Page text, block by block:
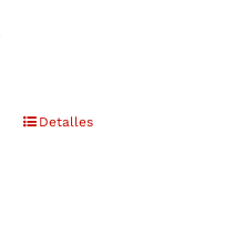
Detalles